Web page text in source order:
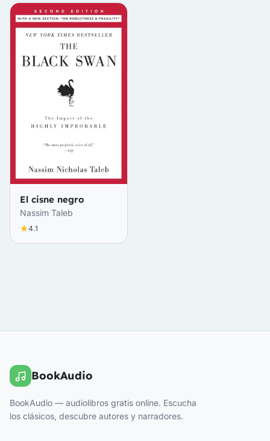
El cisne negro
Nassim Taleb
4.1
BookAudio
BookAudio — audiolibros gratis online. Escucha
los clásicos, descubre autores y narradores.